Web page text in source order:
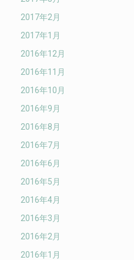
2017年2月
2017年1月
2016年12月
2016年11月
2016年10月
2016年9月
2016年8月
2016年7月
2016年6月
2016年5月
2016年4月
2016年3月
2016年2月
2016年1月